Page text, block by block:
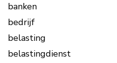
banken
bedrijf
belasting
belastingdienst